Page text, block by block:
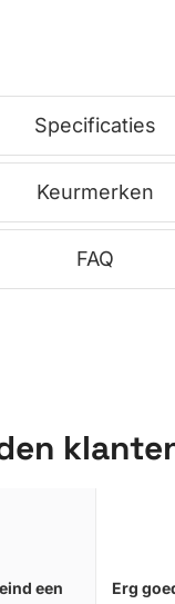
Specificaties
Keurmerken
FAQ
een
Erg